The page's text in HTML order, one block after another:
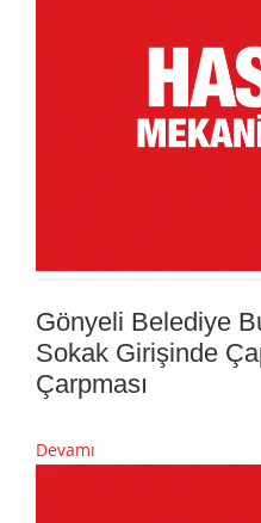
Gönyeli Belediye
Sokak Girişinde
Çarpması
Devamı